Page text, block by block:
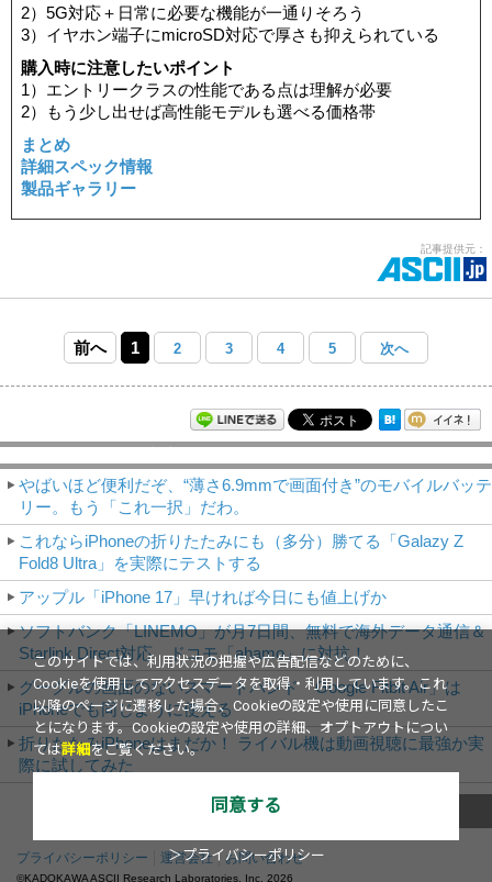
2）5G対応＋日常に必要な機能が一通りそろう
3）イヤホン端子にmicroSD対応で厚さも抑えられている
購入時に注意したいポイント
1）エントリークラスの性能である点は理解が必要
2）もう少し出せば高性能モデルも選べる価格帯
まとめ
詳細スペック情報
製品ギャラリー
記事提供元：
前へ 1 2 3 4 5 次へ
やばいほど便利だぞ、“薄さ6.9mmで画面付き”のモバイルバッテ
リー。もう「これ一択」だわ。
これならiPhoneの折りたたみにも（多分）勝てる「Galazy Z
Fold8 Ultra」を実際にテストする
アップル「iPhone 17」早ければ今日にも値上げか
ソフトバンク「LINEMO」が月7日間、無料で海外データ通信＆
Starlink Direct対応 ドコモ「ahamo」に対抗！
グーグルの画面のないスマートバンド「Google Fitbit Air」は
iPhoneでも同じように使える
折りたたみiPhoneはまだか！ ライバル機は動画視聴に最強か実
際に試してみた
これまでのNews
プライバシーポリシー 運営会社 お問い合わせ
©KADOKAWA ASCII Research Laboratories, Inc. 2026
このサイトでは、利用状況の把握や広告配信などのために、
Cookieを使用してアクセスデータを取得・利用しています。これ
以降のページに遷移した場合、Cookieの設定や使用に同意したこ
とになります。Cookieの設定や使用の詳細、オプトアウトについ
ては詳細をご覧ください。
同意する
＞プライバシーポリシー